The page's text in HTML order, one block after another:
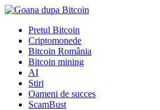
Pretul Bitcoin
Criptomonede
Bitcoin România
Bitcoin mining
AI
Stiri
Oameni de succes
ScamBust